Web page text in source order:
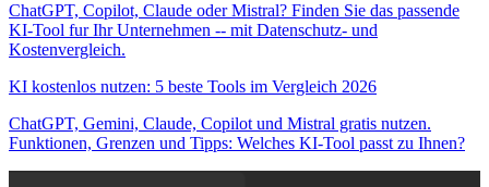
ChatGPT, Copilot, Claude oder Mistral? Finden Sie das passende
KI-Tool fur Ihr Unternehmen -- mit Datenschutz- und
Kostenvergleich.
KI kostenlos nutzen: 5 beste Tools im Vergleich 2026
ChatGPT, Gemini, Claude, Copilot und Mistral gratis nutzen.
Funktionen, Grenzen und Tipps: Welches KI-Tool passt zu Ihnen?